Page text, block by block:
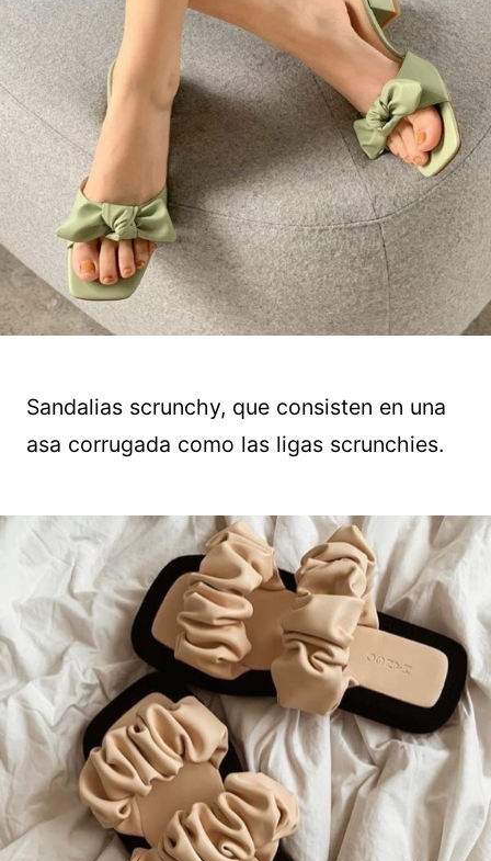
Sandalias scrunchy, que consisten en una
asa corrugada como las ligas scrunchies.